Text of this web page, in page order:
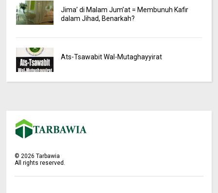
Jima’ di Malam Jum’at = Membunuh Kafir
dalam Jihad, Benarkah?
Ats-Tsawabit Wal-Mutaghayyirat
© 2026 Tarbawia
All rights reserved.